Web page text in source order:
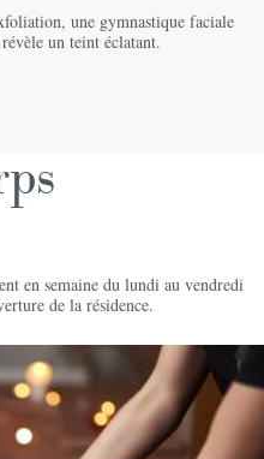
une gymnastique faciale
un teint éclatant.
en semaine du lundi au vendredi
de la résidence.